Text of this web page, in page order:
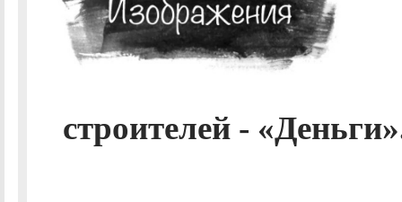
строителей -